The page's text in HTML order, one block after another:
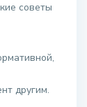
советы
другим.